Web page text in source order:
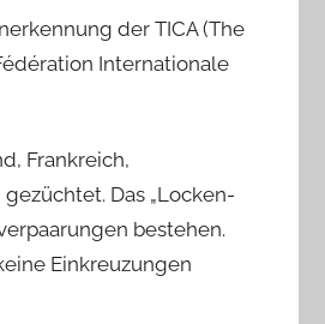
der TICA (The
Internationale
Frankreich,
Das „Locken-
bestehen.
Einkreuzungen